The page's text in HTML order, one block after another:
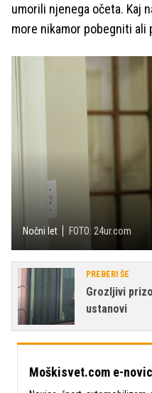
umorili njenega očeta. Kaj
more nikamor pobegniti ali
Nočni let FOTO: 24ur.com
PREBERI ŠE
Grozljivi
ustanovi
Moškisvet.com e-